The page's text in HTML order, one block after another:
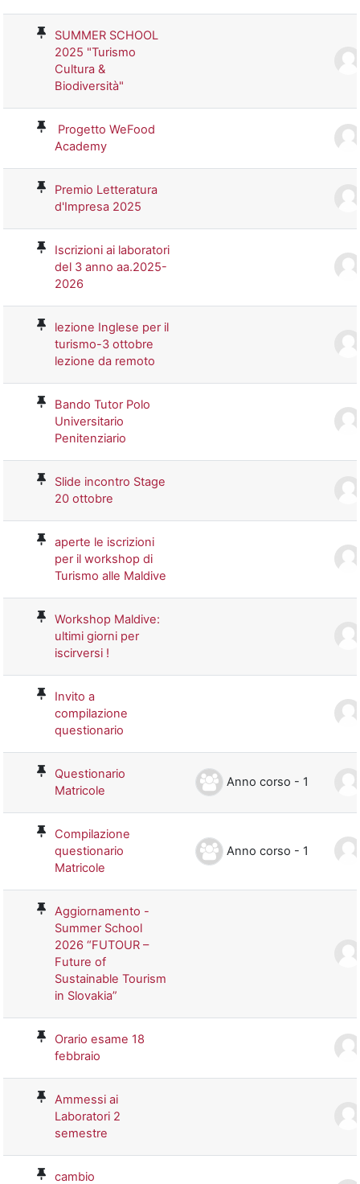
SUMMER SCHOOL
2025 "Turismo
Cultura &
Biodiversità"
Progetto WeFood
Academy
Premio Letteratura
d'Impresa 2025
Iscrizioni ai laboratori
del 3 anno aa.2025-
2026
lezione Inglese per il
turismo-3 ottobre
lezione da remoto
Bando Tutor Polo
Universitario
Penitenziario
Slide incontro Stage
20 ottobre
aperte le iscrizioni
per il workshop di
Turismo alle Maldive
Workshop Maldive:
ultimi giorni per
iscirversi !
Invito a
compilazione
questionario
Questionario
Matricole
Anno corso - 1
Compilazione
questionario
Matricole
Anno corso - 1
Aggiornamento -
Summer School
2026 “FUTOUR –
Future of
Sustainable Tourism
in Slovakia”
Orario esame 18
febbraio
Ammessi ai
Laboratori 2
semestre
cambio